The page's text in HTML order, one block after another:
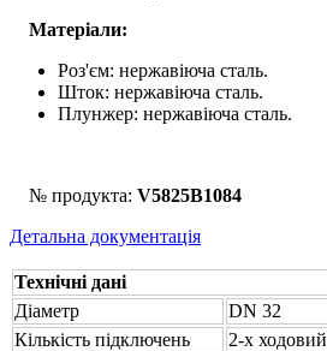
Матеріали:
Роз'єм: нержавіюча сталь.
Шток: нержавіюча сталь.
Плунжер: нержавіюча сталь.
№ продукта: V5825B1084
Детальна документація
Технічні дані
Діаметр
DN 32
Кількість підключень
2-х ходовий